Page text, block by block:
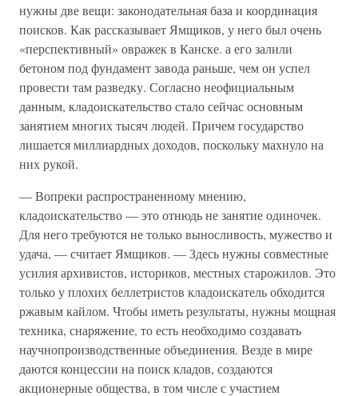
нужны две вещи: законодательная база и координация
поисков. Как рассказывает Ямщиков, у него был очень
«перспективный» овражек в Канске. а его залили
бетоном под фундамент завода раньше, чем он успел
провести там разведку. Согласно неофициальным
данным, кладоискательство стало сейчас основным
занятием многих тысяч людей. Причем государство
лишается миллиардных доходов, поскольку махнуло на
них рукой.
— Вопреки распространенному мнению,
кладоискательство — это отнюдь не занятие одиночек.
Для него требуются не только выносливость, мужество и
удача, — считает Ямщиков. — Здесь нужны совместные
усилия архивистов, историков, местных старожилов. Это
только у плохих беллетристов кладоискатель обходится
ржавым кайлом. Чтобы иметь результаты, нужны мощная
техника, снаряжение, то есть необходимо создавать
научнопроизводственные объединения. Везде в мире
даются концессии на поиск кладов, создаются
акционерные общества, в том числе с участием